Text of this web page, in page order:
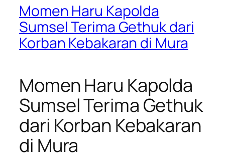
Momen Haru Kapolda
Sumsel Terima Gethuk dari
Korban Kebakaran di Mura
Momen Haru Kapolda
Sumsel Terima Gethuk
dari Korban Kebakaran
di Mura